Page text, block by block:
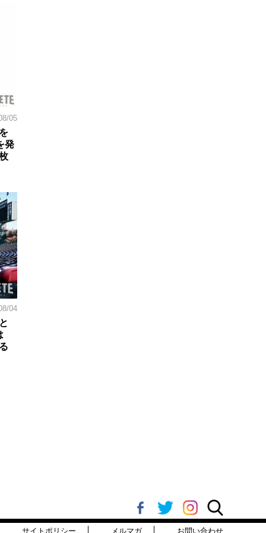
05
発
04
サイトポリシー メルマガ お問い合わせ